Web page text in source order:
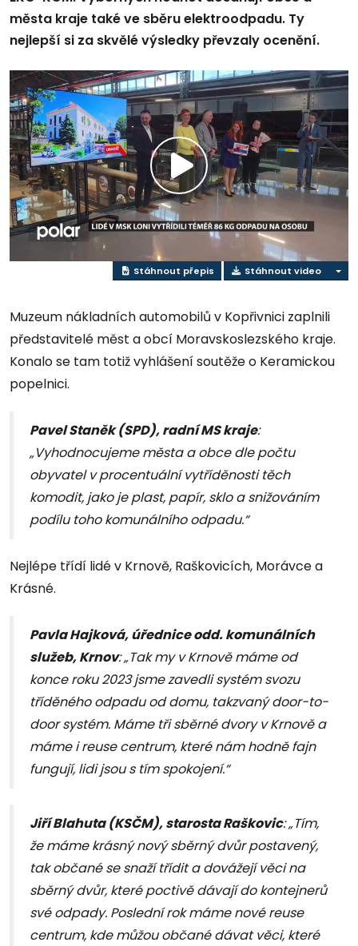
města kraje také ve sběru elektroodpadu. Ty
nejlepší si za skvělé výsledky převzaly ocenění.
Přehrát
video
Stáhnout přepis Stáhnout video
Muzeum nákladních automobilů v Kopřivnici zaplnili
představitelé měst a obcí Moravskoslezského kraje.
Konalo se tam totiž vyhlášení soutěže o Keramickou
popelnici.
Pavel Staněk (SPD), radní MS kraje:
„Vyhodnocujeme města a obce dle počtu
obyvatel v procentuální vytříděnosti těch
komodit, jako je plast, papír, sklo a snižováním
podílu toho komunálního odpadu.“
Nejlépe třídí lidé v Krnově, Raškovicích, Morávce a
Krásné.
Pavla Hajková, úřednice odd. komunálních
služeb, Krnov: „Tak my v Krnově máme od
konce roku 2023 jsme zavedli systém svozu
tříděného odpadu od domu, takzvaný door-to-
door systém. Máme tři sběrné dvory v Krnově a
máme i reuse centrum, které nám hodně fajn
fungují, lidi jsou s tím spokojení.“
Jiří Blahuta (KSČM), starosta Raškovic: „Tím,
že máme krásný nový sběrný dvůr postavený,
tak občané se snaží třídit a dovážejí věci na
sběrný dvůr, které poctivě dávají do kontejnerů
své odpady. Poslední rok máme nové reuse
centrum, kde můžou občané dávat věci, které